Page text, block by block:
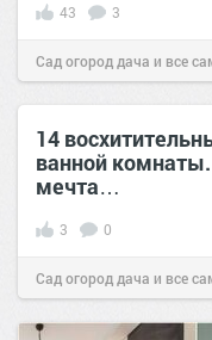
43 3
Сад огород дача и все
14 дек 2016
14
ванной
мечта…
3 0
Сад огород дача и все
08 окт 2017